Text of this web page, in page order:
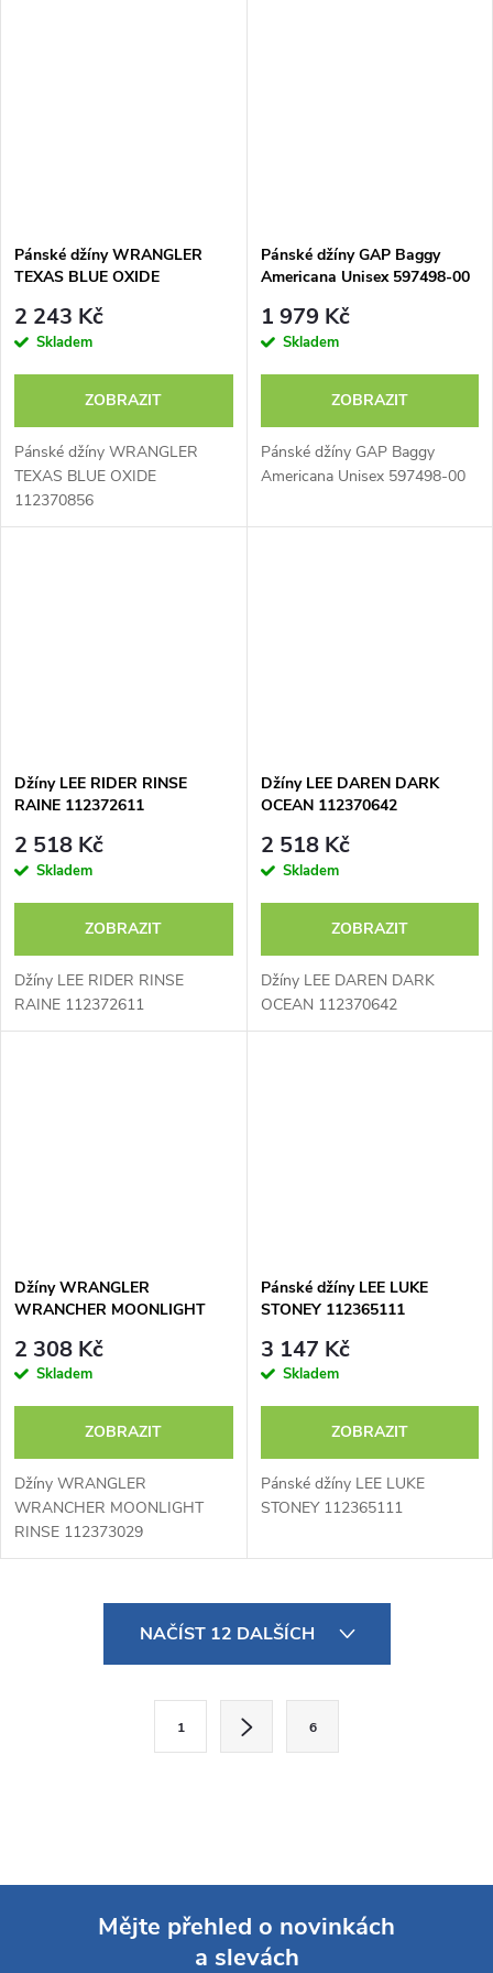
Pánské džíny WRANGLER
TEXAS BLUE OXIDE
2 243 Kč
Skladem
ZOBRAZIT
Pánské džíny WRANGLER
TEXAS BLUE OXIDE
112370856
Pánské džíny GAP Baggy
Americana Unisex 597498-00
1 979 Kč
Skladem
ZOBRAZIT
Pánské džíny GAP Baggy
Americana Unisex 597498-00
Džíny LEE RIDER RINSE
RAINE 112372611
2 518 Kč
Skladem
ZOBRAZIT
Džíny LEE RIDER RINSE
RAINE 112372611
Džíny LEE DAREN DARK
OCEAN 112370642
2 518 Kč
Skladem
ZOBRAZIT
Džíny LEE DAREN DARK
OCEAN 112370642
Džíny WRANGLER
WRANCHER MOONLIGHT
2 308 Kč
Skladem
ZOBRAZIT
Džíny WRANGLER
WRANCHER MOONLIGHT
RINSE 112373029
Pánské džíny LEE LUKE
STONEY 112365111
3 147 Kč
Skladem
ZOBRAZIT
Pánské džíny LEE LUKE
STONEY 112365111
c
NAČÍST 12 DALŠÍCH
1 6
Mějte přehled o novinkách
a slevách